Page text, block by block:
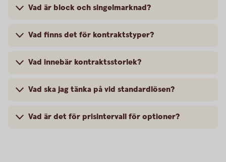
Vad är block och singelmarknad?
Vad finns det för kontraktstyper?
Vad innebär kontraktsstorlek?
Vad ska jag tänka på vid standardlösen?
Vad är det för prisintervall för optioner?